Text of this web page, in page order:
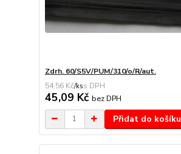
Zdrh. 60/S5V/PUM/310/o/R/aut.
54,56 Kč/ks
45,09 Kč bez DPH
Přidat do košíku